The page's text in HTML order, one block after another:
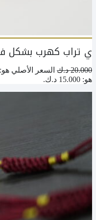
ي تراب كهرب بشكل
20.000 د.ك السعر الأصلي هو: 20.000 د.ك.
هو: 15.000 د.ك.